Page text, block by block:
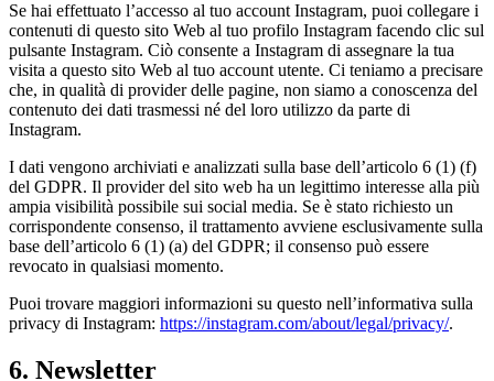
Se hai effettuato l’accesso al tuo account Instagram, puoi collegare i
contenuti di questo sito Web al tuo profilo Instagram facendo clic sul
pulsante Instagram. Ciò consente a Instagram di assegnare la tua
visita a questo sito Web al tuo account utente. Ci teniamo a precisare
che, in qualità di provider delle pagine, non siamo a conoscenza del
contenuto dei dati trasmessi né del loro utilizzo da parte di
Instagram.
I dati vengono archiviati e analizzati sulla base dell’articolo 6 (1) (f)
del GDPR. Il provider del sito web ha un legittimo interesse alla più
ampia visibilità possibile sui social media. Se è stato richiesto un
corrispondente consenso, il trattamento avviene esclusivamente sulla
base dell’articolo 6 (1) (a) del GDPR; il consenso può essere
revocato in qualsiasi momento.
Puoi trovare maggiori informazioni su questo nell’informativa sulla
privacy di Instagram: https://instagram.com/about/legal/privacy/.
6. Newsletter